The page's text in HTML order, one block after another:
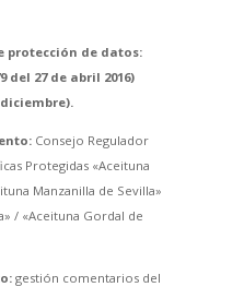
protección de datos:
del 27 de abril 2016)
diciembre).
Consejo Regulador
Protegidas «Aceituna
Manzanilla de Sevilla»
/ «Aceituna Gordal de
gestión comentarios del